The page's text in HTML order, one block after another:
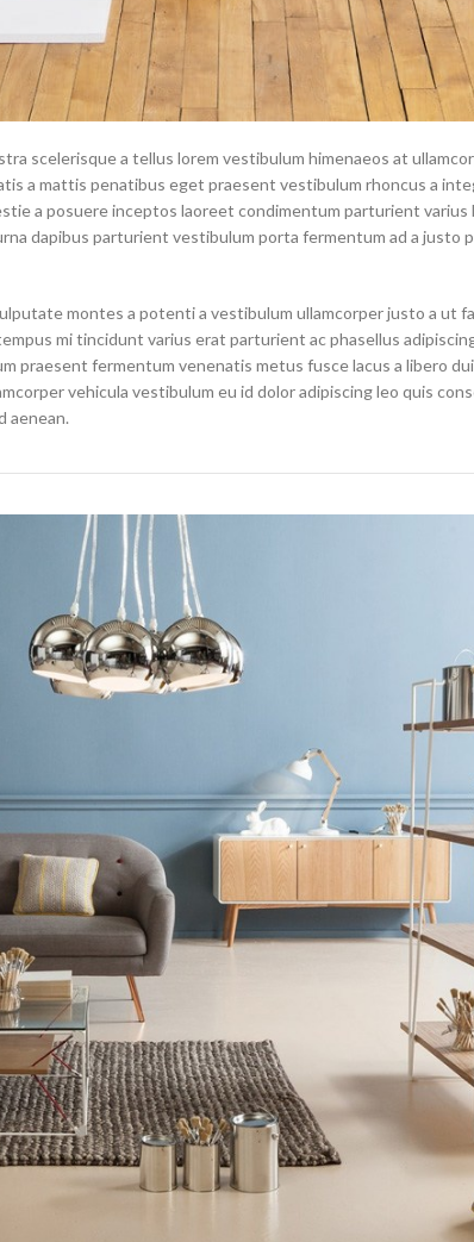
scelerisque a tellus lorem vestibulum himenaeos at
a mattis penatibus eget praesent vestibulum rhoncus a
a posuere inceptos laoreet condimentum parturient varius
dapibus parturient vestibulum porta fermentum ad a justo
montes a potenti a vestibulum ullamcorper justo a ut
mi tincidunt varius erat parturient ac phasellus
praesent fermentum venenatis metus fusce lacus a libero
vehicula vestibulum eu id dolor adipiscing leo quis
aenean.